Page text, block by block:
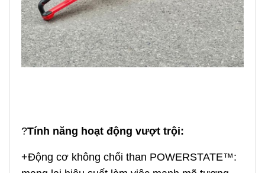
?Tính năng hoạt động vượt trội:
+Động cơ không chổi than POWERSTATE™: